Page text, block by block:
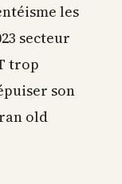
les
secteur
trop
son
old